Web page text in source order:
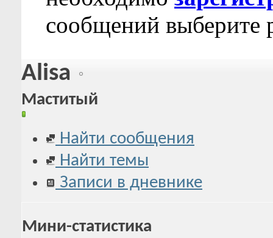
сообщений выберите
Alisa
Маститый
Найти сообщения
Найти темы
Записи в дневнике
Мини-статистика